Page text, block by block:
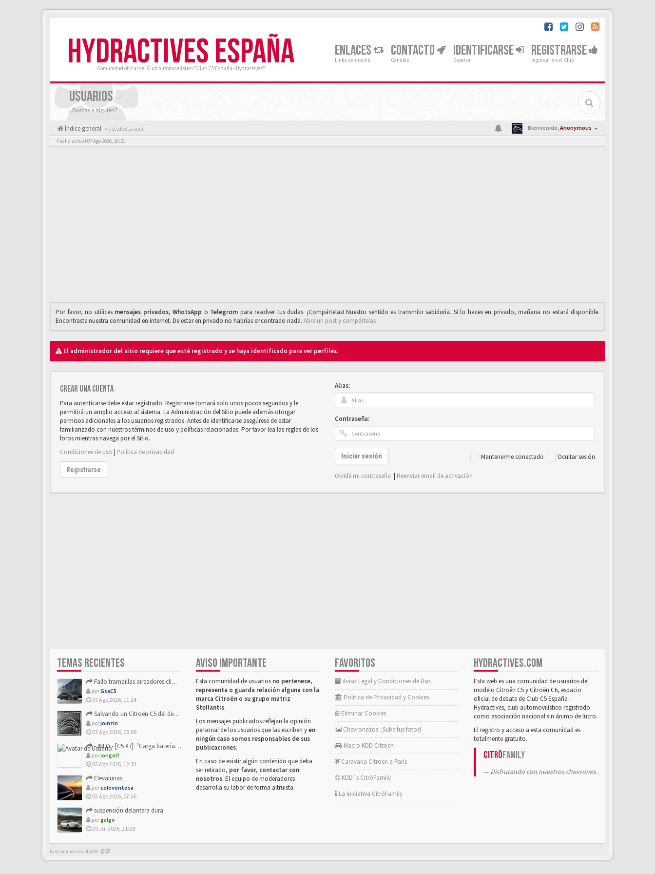
HYDRACTIVES ESPAÑA
Comunidad oficial del Club Automovilístico "Club C5 España - Hydractives"
ENLACES
Links de interés
CONTACTO
Canales
IDENTIFICARSE
Esperar
REGISTRARSE
Ingresar en el Club
USUARIOS
¿Buscas a alguien?
Índice general « Usted esta aquí Bienvenido,Anonymous
Fecha actual 07 Ago 2026, 18:21
Por favor, no utilices mensajes privados,WhαtsApp o Telegrαm para resolver tus dudas. ¡Compártelas! Nuestro sentido es transmitir sabiduría. Si lo haces en privado, mañana no estará disponible.
Encontraste nuestra comunidad en internet. De estar en privado no habrías encontrado nada. Abre un post y compártelas
El administrador del sitio requiere que esté registrado y se haya identificado para ver perfiles.
Crear una cuenta
Para autenticarse debe estar registrado. Registrarse tomará solo unos pocos segundos y le
permitirá un amplio acceso al sistema. La Administración del Sitio puede además otorgar
permisos adicionales a los usuarios registrados. Antes de identificarse asegúrese de estar
familiarizado con nuestros términos de uso y políticas relacionadas. Por favor lea las reglas de los
foros mientras navega por el Sitio.
Condiciones de uso | Política de privacidad
Registrarse
Alias:
Contraseña:
Mantenerme conectado Ocultar sesión
Iniciar sesión
Olvidé mi contraseña | Reenviar email de activación
TEMAS RECIENTES
Fallo trampillas aireadores climatizador
porGsaC5
07 Ago 2026, 11:24
Salvando un Citroën C5 del desguace: Presentación y seguimiento
porjoinzin
07 Ago 2026, 09:09
- INFO - [C5 X7]: "Carga batería o alimentación eléctri...
poriongolf
03 Ago 2026, 12:33
Elevalunas
porceleventosa
02 Ago 2026, 07:26
suspensión delantera dura
porgalgo
29 Jul 2026, 21:28
AVISO IMPORTANTE
Esta comunidad de usuarios no pertenece,
representa o guarda relación alguna con la
marca Citroën o su grupo matriz
Stellantis.
Los mensajes publicados reflejan la opinión
personal de los usuarios que las escriben yen
ningún caso somos responsables de sus
publicaciones.
En caso de existir algún contenido que deba
ser retirado, por favor, contactar con
nosotros. El equipo de moderadores
desarrolla su labor de forma altruista.
FAVORITOS
Aviso Legal y Condiciones de Uso
Política de Privacidad y Cookies
Eliminar Cookies
Chevronazos: ¡Sube tus fotos!
Macro KDD Citroën
Caravana Citroën a París
KDD´s CitröFamily
La iniciativa CitröFamily
HYDRACTIVES.COM
Esta web es una comunidad de usuarios del
modelo Citroën C5 y Citroën C6, espacio
oficial de debate de Club C5 España -
Hydractives, club automovilístico registrado
como asociación nacional sin ánimo de lucro.
El registro y acceso a esta comunidad es
totalmente gratuito.
CitröFamily
Disfrutando con nuestros chevrones.
Funcionando con phpBB -